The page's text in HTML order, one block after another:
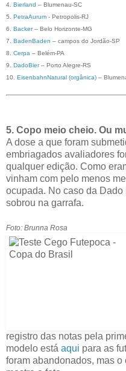
4. Bierland – Blumenau-SC
5. PetraAurum - Petropolis-RJ
6. Backer– Belo Horizonte-MG
7. BadenBaden – campos do Jordão-SP
8. Cerpa – Belém-PA
9. DadoBier– Porto Alegre-RS
10. EisenbahnNatural (orgânica) –
5. Copo meio cheio. Ou
A dose a que foram
embriagados avaliadores
qualquer edição. Como
vinham com pelo menos
ocupada. No caso da
sobrou na garrafa.
Foto: Brunna Rosa
registro das notas pela
modelo está aqui para as
foram abandonados, mas